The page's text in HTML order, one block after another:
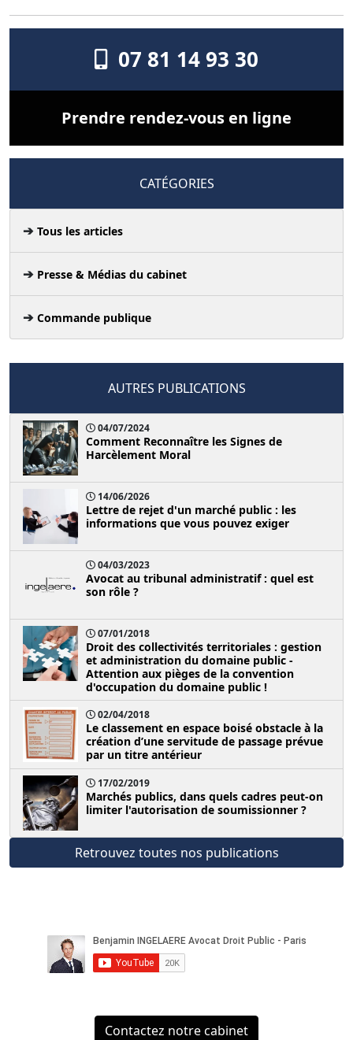
07 81 14 93 30
Prendre rendez-vous en ligne
CATÉGORIES
Tous les articles
Presse & Médias du cabinet
Commande publique
AUTRES PUBLICATIONS
04/07/2024
Comment Reconnaître les Signes de
Harcèlement Moral
14/06/2026
Lettre de rejet d'un marché public : les
informations que vous pouvez exiger
04/03/2023
Avocat au tribunal administratif : quel est
son rôle ?
07/01/2018
Droit des collectivités territoriales : gestion
et administration du domaine public -
Attention aux pièges de la convention
d'occupation du domaine public !
02/04/2018
Le classement en espace boisé obstacle à la
création d’une servitude de passage prévue
par un titre antérieur
17/02/2019
Marchés publics, dans quels cadres peut-on
limiter l'autorisation de soumissionner ?
Retrouvez toutes nos publications
Contactez notre cabinet